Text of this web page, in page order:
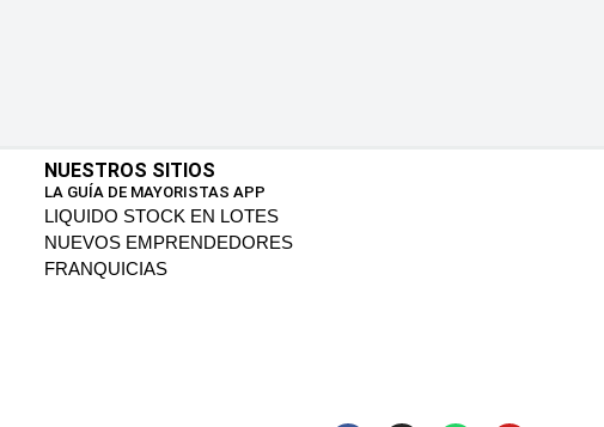
NUESTROS SITIOS
LA GUÍA DE MAYORISTAS APP
LIQUIDO STOCK EN LOTES
NUEVOS EMPRENDEDORES
FRANQUICIAS